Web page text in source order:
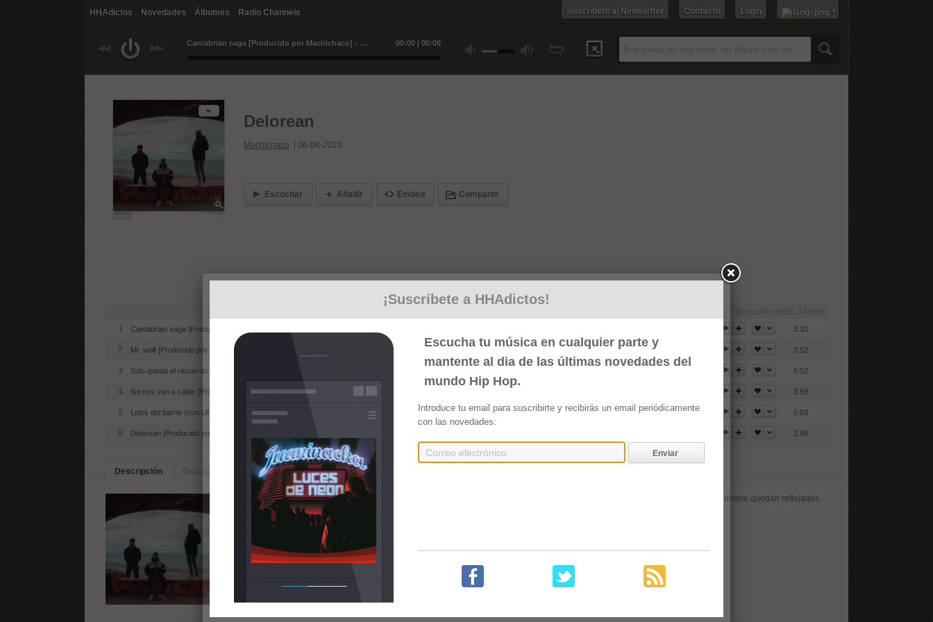
HHAdictos Novedades Álbumes Radio Channels Login
Contacto
Suscríbete al Newsletter
Cantabrian saga [Producido por Machichaco] - Machichaco 00:00 | 00:00
2023
Delorean
Machichaco 06-06-2023
Escuchar Añadir Embed Compartir
1
Cantabrian saga [Producido por Machichaco] 3:10
2 Mr. wolf [Producido por Machichaco] 3:52
3 Solo queda el recuerdo [Producido por Machichaco] 5:52
4 No nos van a callar [Producido por Machichaco] 3:59
5 Lejos del barrio (con Uf dog) [Producido por Machichaco] 5:03
6 Delorean [Producido por Machichaco] 1:49
Descripción Artistas Similares
Cuarto EP del grupo cántabro Machichaco. 6 temas de puro boom bap noventero con la inseparable influencia de la Costa Norte y donde quedan reflejados,
una vez más, el pasión que sienten sus 3 integrantes por esta cultura.
¡Suscríbete a HHAdictos!
Escucha tu música en cualquier parte y
mantente al dia de las últimas novedades del
mundo Hip Hop.
Introduce tu email para suscribirte y recibirás un email periódicamente
con las novedades:
Enviar